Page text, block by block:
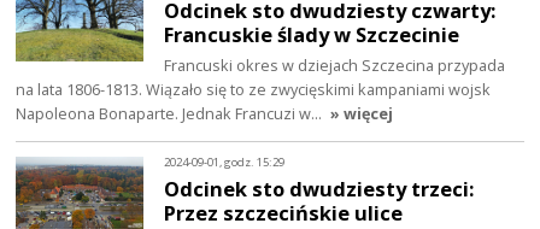
Odcinek sto dwudziesty czwarty:
Francuskie ślady w Szczecinie
Francuski okres w dziejach Szczecina przypada
na lata 1806-1813. Wiązało się to ze zwycięskimi kampaniami wojsk
Napoleona Bonaparte. Jednak Francuzi w… » więcej
2024-09-01, godz. 15:29
Odcinek sto dwudziesty trzeci:
Przez szczecińskie ulice